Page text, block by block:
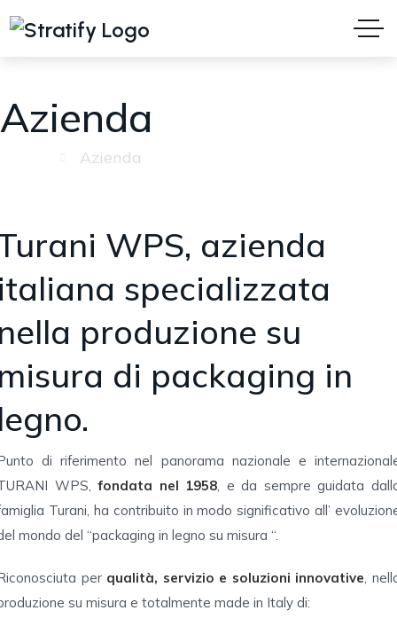
Azienda
Azienda
WPS, azienda
specializzata
produzione su
di packaging in
di riferimento nel panorama nazionale e
WPS,fondata nel 1958 , e da sempre guidata
Turani, ha contribuito in modo significativo all’
mondo del “packaging in legno su misura “.
per qualità, servizio e soluzioni innovative ,
su misura e totalmente made in Italy di: